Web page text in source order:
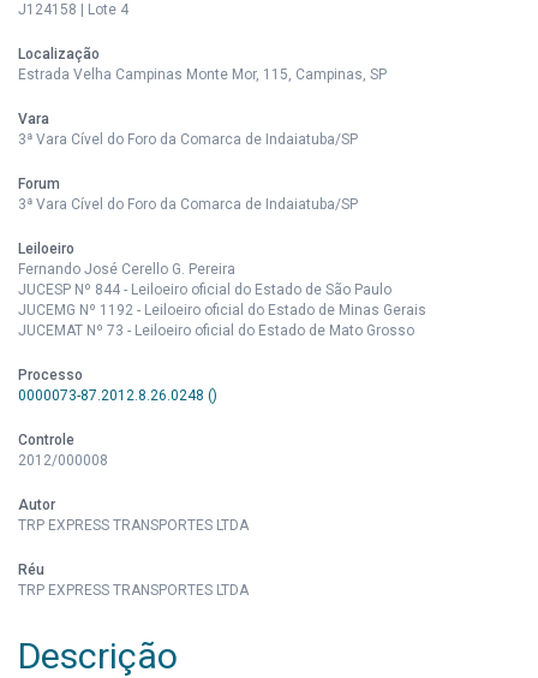
J124158 | Lote 4
Localização
Estrada Velha Campinas Monte Mor, 115, Campinas, SP
Vara
3ª Vara Cível do Foro da Comarca de Indaiatuba/SP
Forum
3ª Vara Cível do Foro da Comarca de Indaiatuba/SP
Leiloeiro
Fernando José Cerello G. Pereira
JUCESP Nº 844 - Leiloeiro oficial do Estado de São Paulo
JUCEMG Nº 1192 - Leiloeiro oficial do Estado de Minas Gerais
JUCEMAT Nº 73 - Leiloeiro oficial do Estado de Mato Grosso
Processo
0000073-87.2012.8.26.0248 ()
Controle
2012/000008
Autor
TRP EXPRESS TRANSPORTES LTDA
Réu
TRP EXPRESS TRANSPORTES LTDA
Descrição